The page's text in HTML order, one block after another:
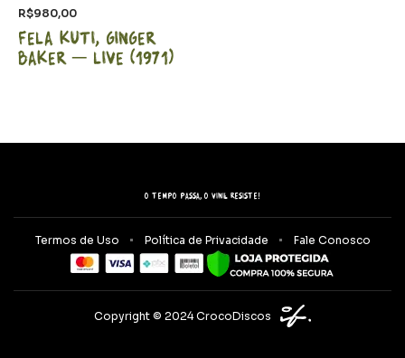
R$980,00
Fela Kuti, Ginger
Baker – LIVE (1971)
O tempo passa, o vinil resiste!
Termos de Uso Política de Privacidade Fale Conosco
Copyright © 2024 CrocoDiscos